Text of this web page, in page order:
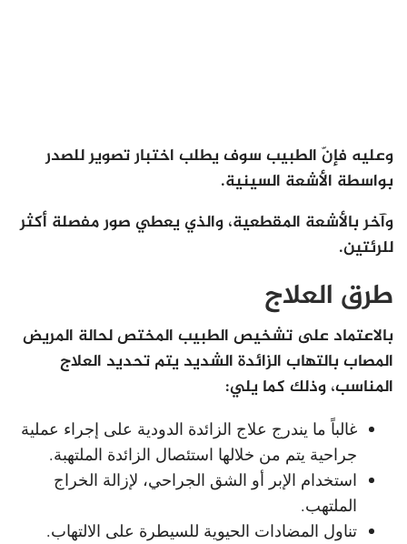
وعليه فإنّ الطبيب سوف يطلب اختبار تصوير للصدر
بواسطة الأشعة السينية.
وآخر بالأشعة المقطعية، والذي يعطي صور مفصلة أكثر
للرئتين.
طرق العلاج
بالاعتماد على تشخيص الطبيب المختص لحالة المريض
المصاب بالتهاب الزائدة الشديد يتم تحديد العلاج
المناسب، وذلك كما يلي:
غالباً ما يندرج علاج الزائدة الدودية على إجراء عملية
جراحية يتم من خلالها استئصال الزائدة الملتهبة.
استخدام الإبر أو الشق الجراحي، لإزالة الخراج
الملتهب.
تناول المضادات الحيوية للسيطرة على الالتهاب.